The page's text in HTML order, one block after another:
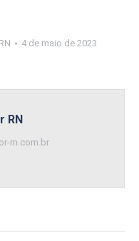
4 de maio de 2023
RN
rn.com.br